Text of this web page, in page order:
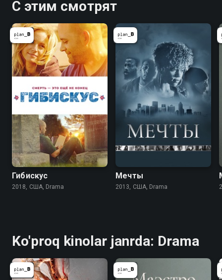
С этим смотрят
Гибискус
2018, США, Drama
Мечты
2013, США, Drama
Ko'proq kinolar janrda: Drama